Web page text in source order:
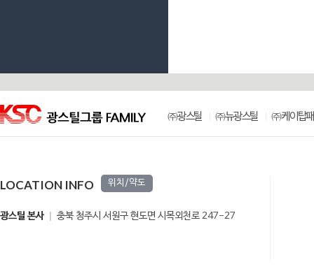
㈜광스틸 ㈜뉴광스틸 ㈜케이탑
LOCATION INFO 위치/약도
광스틸 본사 충북 청주시 서원구 현도면 시목외천로 247-27